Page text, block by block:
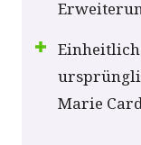
Marie